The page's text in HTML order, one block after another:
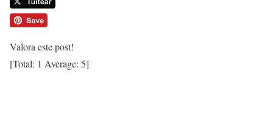
Valora este post!
[Total: 1 Average: 5]